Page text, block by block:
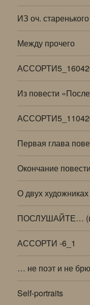
ИЗ оч.
Между прочего
Из повести
Первая глава
Окончание
О двух
ПОСЛУШАЙТЕ…
АССОРТИ -6_1
… не поэт и не
Self-portraits